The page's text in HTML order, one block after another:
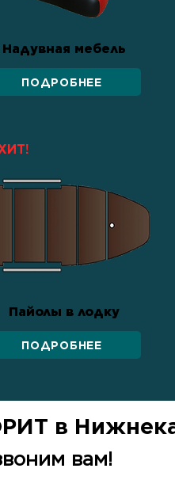
Надувная мебель
ПОДРОБНЕЕ
Пайолы в лодку
ПОДРОБНЕЕ
в
вам!